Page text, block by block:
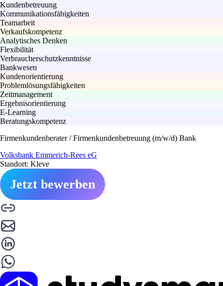
Kundenbetreuung
Kommunikationsfähigkeiten
Teamarbeit
Verkaufskompetenz
Analytisches Denken
Flexibilität
Verbraucherschutzkenntnisse
Bankwesen
Kundenorientierung
Problemlösungsfähigkeiten
Zeitmanagement
Ergebnisorientierung
E-Learning
Beratungskompetenz
Firmenkundenberater / Firmenkundenbetreuung (m/w/d) Bank
Volksbank Emmerich-Rees eG
Standort: Kleve
Jetzt bewerben